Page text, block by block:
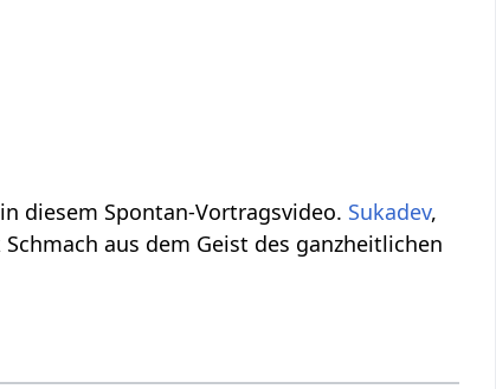
Schmach‏‎ - warum und wieso? Verstehe etwas mehr über das Thema Schmach‏‎ in diesem Spontan-Vortragsvideo. Sukadev,
, denkt laut nach über das Wort bzw. den Ausdruck Schmach‏‎ aus dem Geist des ganzheitlichen